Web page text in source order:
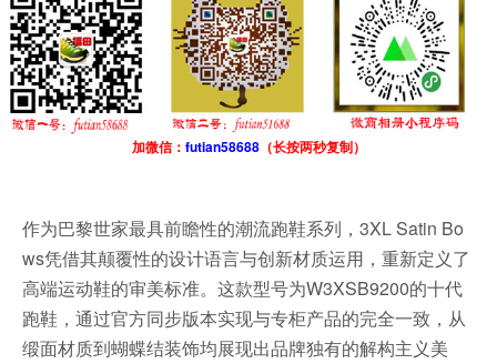
加微信： futian58688（长按两秒复制）
作为巴黎世家最具前瞻性的潮流跑鞋系列，3XL Satin Bo
ws凭借其颠覆性的设计语言与创新材质运用，重新定义了
高端运动鞋的审美标准。这款型号为W3XSB9200的十代
跑鞋，通过官方同步版本实现与专柜产品的完全一致，从
缎面材质到蝴蝶结装饰均展现出品牌独有的解构主义美